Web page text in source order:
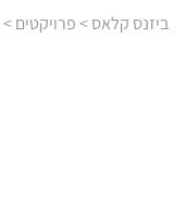
ביזנס קלאס>פרויקטים>